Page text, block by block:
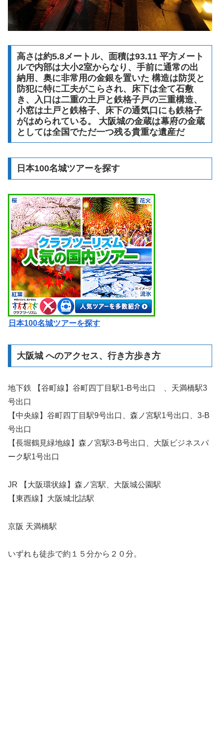
高さは約5.8メートル、面積は93.11 平方メート
ルで内部は大小2室からなり、手前に通常の出
納用、奥に非常用の金銀を置いた 構造は防災と
防犯に特に工夫がこらされ、床下は全て石敷
き、入口は二重の土戸と鉄格子戸の三重構造、
小窓は土戸と鉄格子、床下の通気口にも鉄格子
がはめられている。 大阪城の金蔵は幕府の金蔵
としては全国でただ一つ残る貴重な遺産だ
日本100名城ツアーを探す
日本100名城ツアーを探す
大阪城 へのアクセス、行き方歩き方
地下鉄 【谷町線】谷町四丁目駅1-B号出口 、天満橋駅3
号出口
【中央線】谷町四丁目駅9号出口、森ノ宮駅1号出口、3-B
号出口
【長堀鶴見緑地線】森ノ宮駅3-B号出口、大阪ビジネスパ
ーク駅1号出口
JR 【大阪環状線】森ノ宮駅、大阪城公園駅
【東西線】大阪城北詰駅
京阪 天満橋駅
いずれも徒歩で約１５分から２０分。